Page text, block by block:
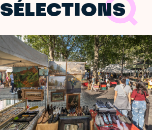
SÉLECTIONS